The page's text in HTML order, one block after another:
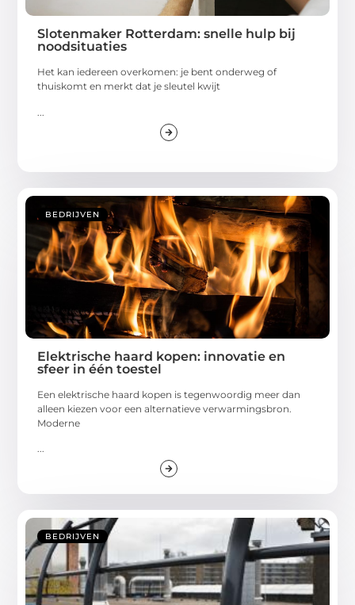
Slotenmaker Rotterdam: snelle hulp bij
noodsituaties
Het kan iedereen overkomen: je bent onderweg of
thuiskomt en merkt dat je sleutel kwijt
BEDRIJVEN
Elektrische haard kopen: innovatie en
sfeer in één toestel
Een elektrische haard kopen is tegenwoordig meer dan
alleen kiezen voor een alternatieve verwarmingsbron.
Moderne
...
BEDRIJVEN